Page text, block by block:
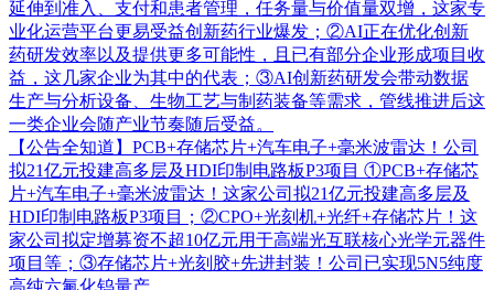
延伸到准入、支付和患者管理，任务量与价值量双增，这家专
业化运营平台更易受益创新药行业爆发；②AI正在优化创新
药研发效率以及提供更多可能性，且已有部分企业形成项目收
益，这几家企业为其中的代表；③AI创新药研发会带动数据
生产与分析设备、生物工艺与制药装备等需求，管线推进后这
一类企业会随产业节奏随后受益。
【公告全知道】PCB+存储芯片+汽车电子+毫米波雷达！公司
拟21亿元投建高多层及HDI印制电路板P3项目 ①PCB+存储芯
片+汽车电子+毫米波雷达！这家公司拟21亿元投建高多层及
HDI印制电路板P3项目；②CPO+光刻机+光纤+存储芯片！这
家公司拟定增募资不超10亿元用于高端光互联核心光学元器件
项目等；③存储芯片+光刻胶+先进封装！公司已实现5N5纯度
高纯六氟化钨量产。